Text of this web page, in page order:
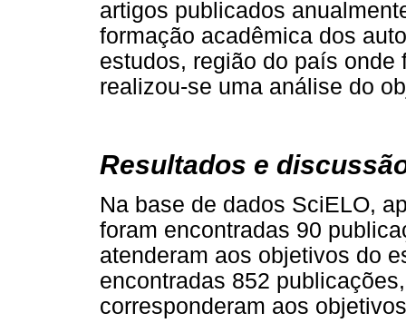
artigos publicados
formação acadêmica dos
estudos, região do país
realizou-se uma análise do
Resultados e
Na base de dados SciELO,
foram encontradas 90
atenderam aos objetivos do
encontradas 852
corresponderam aos